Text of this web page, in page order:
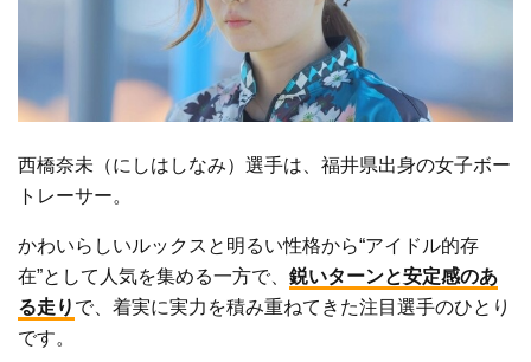
西橋奈未（にしはしなみ）選手は、福井県出身の女子ボー
トレーサー。
かわいらしいルックスと明るい性格から“アイドル的存
在”として人気を集める一方で、鋭いターンと安定感のあ
る走り で、着実に実力を積み重ねてきた注目選手のひとり
です。